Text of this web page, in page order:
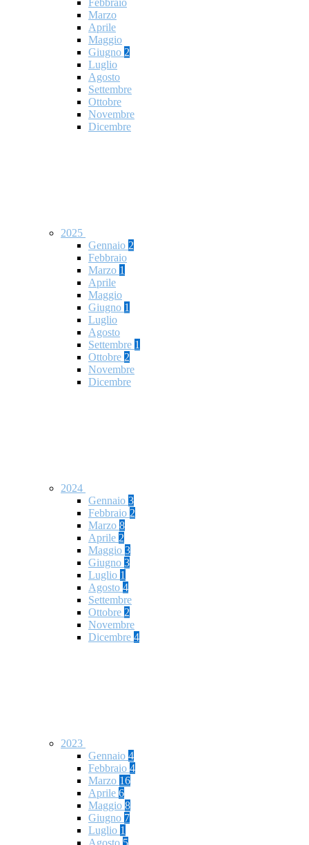
Febbraio
Marzo
Aprile
Maggio
Giugno 2
Luglio
Agosto
Settembre
Ottobre
Novembre
Dicembre
2025
Gennaio 2
Febbraio
Marzo 1
Aprile
Maggio
Giugno 1
Luglio
Agosto
Settembre 1
Ottobre 2
Novembre
Dicembre
2024
Gennaio 3
Febbraio 2
Marzo 8
Aprile 2
Maggio 3
Giugno 3
Luglio 1
Agosto 4
Settembre
Ottobre 2
Novembre
Dicembre 4
2023
Gennaio 4
Febbraio 4
Marzo 16
Aprile 6
Maggio 8
Giugno 7
Luglio 1